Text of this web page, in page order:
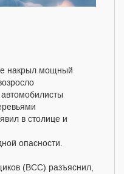
накрыл мощный
в столице и
опасности.
(ВСС) разъяснил,